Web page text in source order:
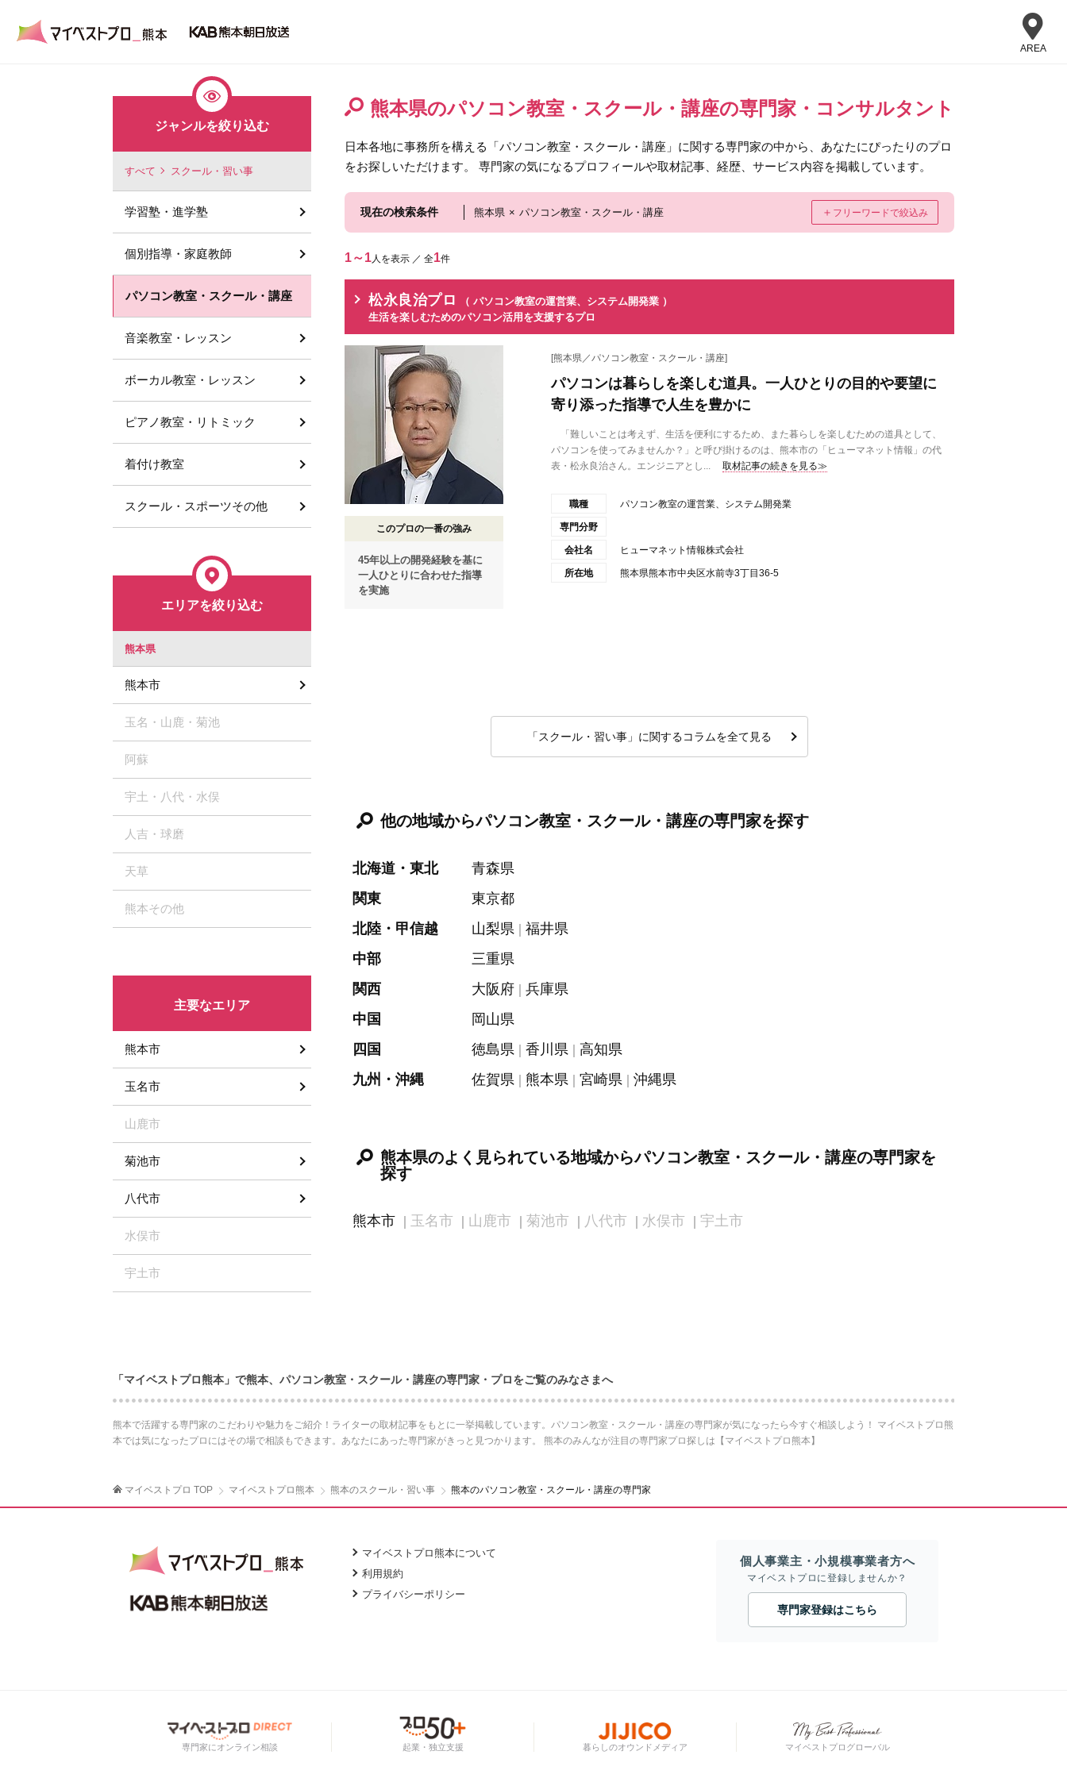
AREA
熊本県のパソコン教室・スクール・講座の専門家・コンサルタント
日本各地に事務所を構える「パソコン教室・スクール・講座」に関する専門家の中から、あなたにぴったりのプロ
をお探しいただけます。 専門家の気になるプロフィールや取材記事、経歴、サービス内容を掲載しています。
現在の検索条件 熊本県 × パソコン教室・スクール・講座 ＋ フリーワードで絞込み
1～1人を表示 ／ 全1件
松永良治プロ
（ パソコン教室の運営業、システム開発業 ）
生活を楽しむためのパソコン活用を支援するプロ
このプロの一番の強み
45年以上の開発経験を基に
一人ひとりに合わせた指導
を実施
[熊本県／パソコン教室・スクール・講座]
パソコンは暮らしを楽しむ道具。一人ひとりの目的や要望に
寄り添った指導で人生を豊かに
「難しいことは考えず、生活を便利にするため、また暮らしを楽しむための道具として、
パソコンを使ってみませんか？」と呼び掛けるのは、熊本市の「ヒューマネット情報」の代
表・松永良治さん。エンジニアとし...
取材記事の続きを見る≫
職種 パソコン教室の運営業、システム開発業
専門分野
会社名 ヒューマネット情報株式会社
所在地 熊本県熊本市中央区水前寺3丁目36-5
「スクール・習い事」に関するコラムを全て見る
他の地域からパソコン教室・スクール・講座の専門家を探す
北海道・東北
青森県
関東
東京都
北陸・甲信越
山梨県
福井県
中部
三重県
関西
大阪府
兵庫県
中国
岡山県
四国
徳島県 香川県
高知県
九州・沖縄
佐賀県 熊本県 宮崎県 沖縄県
熊本県のよく見られている地域からパソコン教室・スクール・講座の専門家を
探す
熊本市 玉名市 山鹿市 菊池市 八代市 水俣市 宇土市
ジャンルを絞り込む
すべて スクール・習い事
学習塾・進学塾
個別指導・家庭教師
パソコン教室・スクール・講座
音楽教室・レッスン
ボーカル教室・レッスン
ピアノ教室・リトミック
着付け教室
スクール・スポーツその他
エリアを絞り込む
熊本県
熊本市
玉名・山鹿・菊池
阿蘇
宇土・八代・水俣
人吉・球磨
天草
熊本その他
主要なエリア
熊本市
玉名市
山鹿市
菊池市
八代市
水俣市
宇土市
「マイベストプロ熊本」で熊本、パソコン教室・スクール・講座の専門家・プロをご覧のみなさまへ
熊本で活躍する専門家のこだわりや魅力をご紹介！ライターの取材記事をもとに一挙掲載しています。パソコン教室・スクール・講座の専門家が気になったら今すぐ相談しよう！ マイベストプロ熊
本では気になったプロにはその場で相談もできます。あなたにあった専門家がきっと見つかります。 熊本のみんなが注目の専門家プロ探しは【マイベストプロ熊本】
マイベストプロ TOP マイベストプロ熊本 熊本のスクール・習い事 熊本のパソコン教室・スクール・講座の専門家
マイベストプロ熊本について
利用規約
プライバシーポリシー
個人事業主・小規模事業者方へ
マイベストプロに登録しませんか？
専門家登録はこちら
専門家にオンライン相談 起業・独立支援 暮らしのオウンドメディア マイベストプログローバル